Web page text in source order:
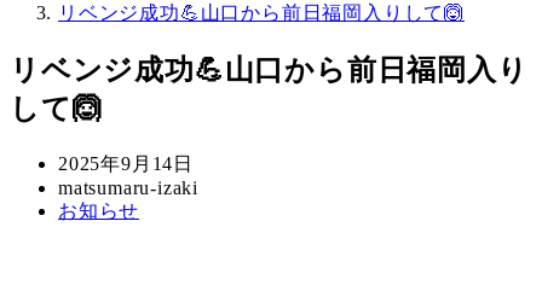
リベンジ成功💪山口から前日福岡入りして🙆
リベンジ成功💪山口から前日福岡入り
して🙆
投
稿
日
2025年9月14日
著
者
matsumaru-izaki
カ
お知らせ